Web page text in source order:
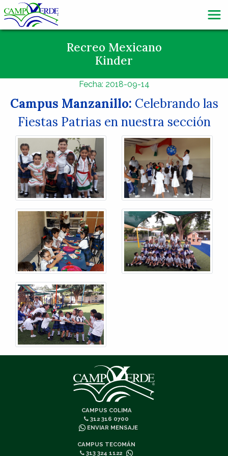
Recreo Mexicano
Kinder
Fecha: 2018-09-14
Campus Manzanillo: Celebrando las
Fiestas Patrias en nuestra sección
CAMPUS COLIMA
312 316 0700
ENVIAR MENSAJE
CAMPUS TECOMÁN
313 324 1122